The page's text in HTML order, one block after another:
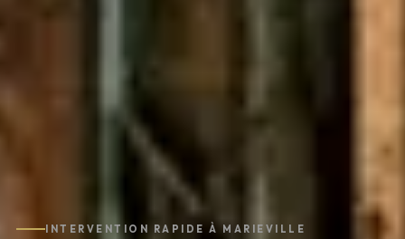
INTERVENTION RAPIDE À MARIEVILLE